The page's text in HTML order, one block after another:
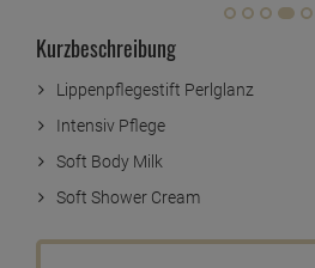
Kurzbeschreibung
Lippenpflegestift Perlglanz
Intensiv Pflege
Soft Body Milk
Soft Shower Cream